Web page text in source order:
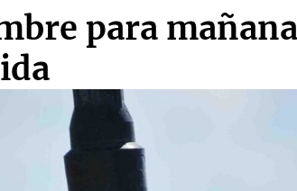
para